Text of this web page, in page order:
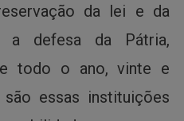
da lei e da
a defesa da Pátria,
todo o ano, vinte e
essas instituições